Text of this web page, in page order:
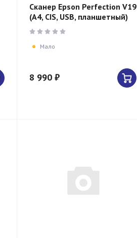
Сканер Epson Perfection V19
(A4, CIS, USB, планшетный)
Мало
8 990 ₽